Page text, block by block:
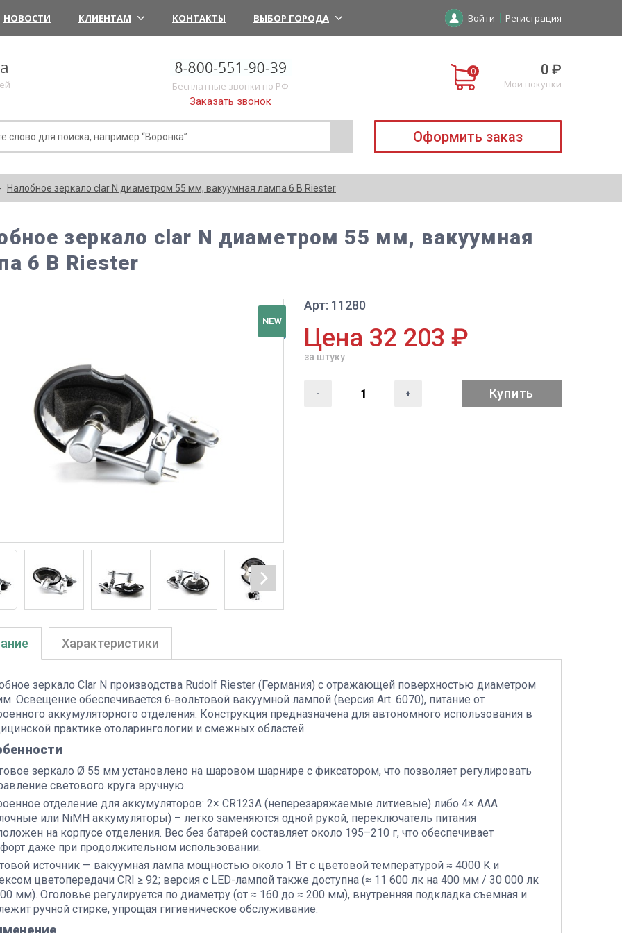
НОВОСТИ КЛИЕНТАМ КОНТАКТЫ ВЫБОР ГОРОДА Войти Регистрация
Бесплатные звонки по РФ
Заказать звонок
0 ₽
Мои покупки
Оформить заказ
Налобное зеркало clar N диаметром 55 мм, вакуумная лампа 6 В Riester
зеркало clar N диаметром 55 мм, вакуумная
6 В Riester
NEW
Арт: 11280
Цена 32 203 ₽
за штуку
- + Купить
зеркало Clar N производства Rudolf Riester (Германия) с отражающей поверхностью диаметром
Освещение обеспечивается 6‑вольтовой вакуумной лампой (версия Art. 6070), питание от
аккумуляторного отделения. Конструкция предназначена для автономного использования в
практике отоларингологии и смежных областей.
зеркало Ø 55 мм установлено на шаровом шарнире с фиксатором, что позволяет регулировать
светового круга вручную.
отделение для аккумуляторов: 2× CR123A (неперезаряжаемые литиевые) либо 4× AAA
или NiMH аккумуляторы) – легко заменяются одной рукой, переключатель питания
на корпусе отделения. Вес без батарей составляет около 195–210 г, что обеспечивает
даже при продолжительном использовании.
источник — вакуумная лампа мощностью около 1 Вт с цветовой температурой ≈ 4000 K и
цветопередачи CRI ≥ 92; версия с LED-лампой также доступна (≈ 11 600 лк на 400 мм / 30 000 лк
мм). Оголовье регулируется по диаметру (от ≈ 160 до ≈ 200 мм), внутренняя подкладка съемная и
ручной стирке, упрощая гигиеническое обслуживание.
Характеристики